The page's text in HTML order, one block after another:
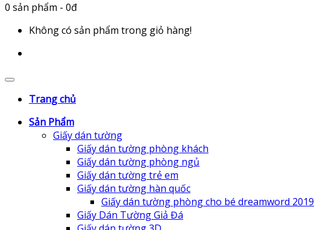
0 sản phẩm - 0đ
Không có sản phẩm trong giỏ hàng!
Trang chủ
Sản Phẩm
Giấy dán tường
Giấy dán tường phòng khách
Giấy dán tường phòng ngủ
Giấy dán tường trẻ em
Giấy dán tường hàn quốc
Giấy dán tường phòng cho bé dreamword 2019
Giấy Dán Tường Giả Đá